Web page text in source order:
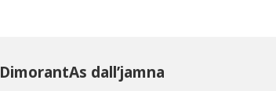
DimorantAs dall’jamna